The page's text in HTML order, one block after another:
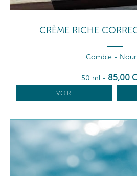
CRÈME RICHE
Comble -
50 ml - 85,00
VOIR